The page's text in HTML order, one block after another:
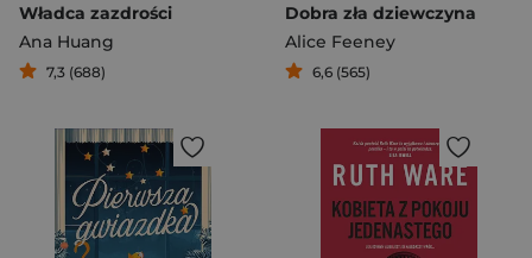
Władca zazdrości
Ana Huang
7,3 (688)
Dobra zła dziewczyna
Alice Feeney
6,6 (565)